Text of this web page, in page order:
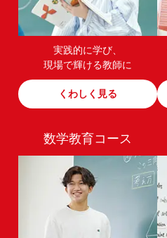
実践的に学び、
現場で輝ける教師に
くわしく見る
数学教育コース